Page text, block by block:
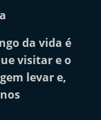
da vida é
visitar e o
levar e,